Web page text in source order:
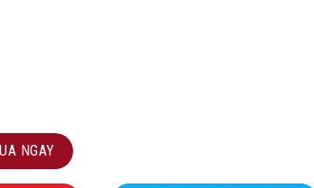
Heidsieck Brut Réserve số lượng
NGAY